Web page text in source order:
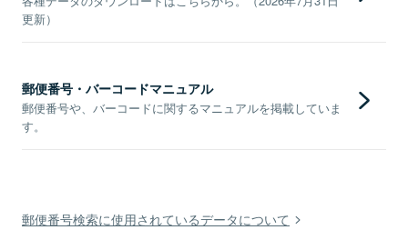
更新）
郵便番号・バーコードマニュアル
郵便番号や、バーコードに関するマニュアルを掲載していま
す。
郵便番号検索に使用されているデータについて